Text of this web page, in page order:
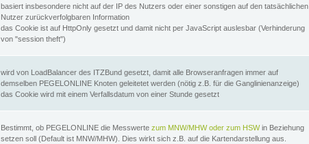
basiert insbesondere nicht auf der IP des Nutzers oder einer sonstigen auf den tatsächlichen
Nutzer zurückverfolgbaren Information
das Cookie ist auf HttpOnly gesetzt und damit nicht per JavaScript auslesbar (Verhinderung
von "session theft")
wird von LoadBalancer des ITZBund gesetzt, damit alle Browseranfragen immer auf
demselben PEGELONLINE Knoten geleitetet werden (nötig z.B. für die Ganglinienanzeige)
das Cookie wird mit einem Verfallsdatum von einer Stunde gesetzt
Bestimmt, ob PEGELONLINE die Messwerte zum MNW/MHW oder zum HSWin Beziehung
setzen soll (Default ist MNW/MHW). Dies wirkt sich z.B. auf die Kartendarstellung aus.